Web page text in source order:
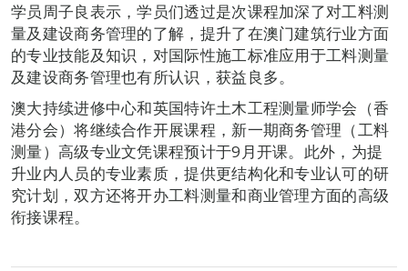
学员周子良表示，学员们透过是次课程加深了对工料测
量及建设商务管理的了解，提升了在澳门建筑行业方面
的专业技能及知识，对国际性施工标准应用于工料测量
及建设商务管理也有所认识，获益良多。
澳大持续进修中心和英国特许土木工程测量师学会（香
港分会）将继续合作开展课程，新一期商务管理（工料
测量）高级专业文凭课程预计于9月开课。此外，为提
升业内人员的专业素质，提供更结构化和专业认可的研
究计划，双方还将开办工料测量和商业管理方面的高级
衔接课程。